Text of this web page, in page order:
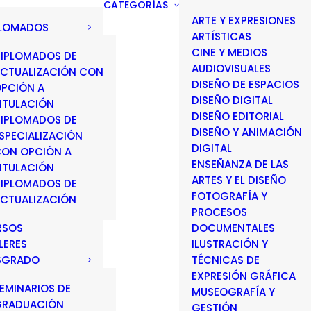
DE
CON
A
DE
OPCIÓN A
DE
DE
CATEGORÍAS
ARTE Y EXPRESIONES
ARTÍSTICAS
CINE Y MEDIOS
AUDIOVISUALES
DISEÑO DE ESPACIOS
DISEÑO DIGITAL
DISEÑO EDITORIAL
DISEÑO Y ANIMACIÓN
DIGITAL
ENSEÑANZA DE LAS
ARTES Y EL DISEÑO
FOTOGRAFÍA Y
PROCESOS
DOCUMENTALES
ILUSTRACIÓN Y
TÉCNICAS DE
EXPRESIÓN GRÁFICA
MUSEOGRAFÍA Y
GESTIÓN